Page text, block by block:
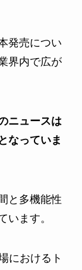
発売につい
界内で広が
ニュースは
なっていま
と多機能性
います。
におけるト